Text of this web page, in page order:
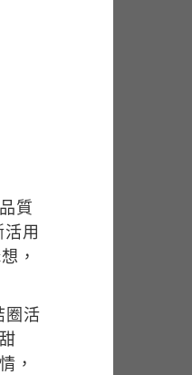
質
用
，
圈活
，